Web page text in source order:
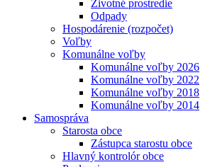
Životné prostredie
Odpady
Hospodárenie (rozpočet)
Voľby
Komunálne voľby
Komunálne voľby 2026
Komunálne voľby 2022
Komunálne voľby 2018
Komunálne voľby 2014
Samospráva
Starosta obce
Zástupca starostu obce
Hlavný kontrolór obce